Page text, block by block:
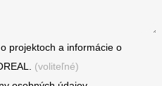
projektoch a informácie o
(voliteľné)